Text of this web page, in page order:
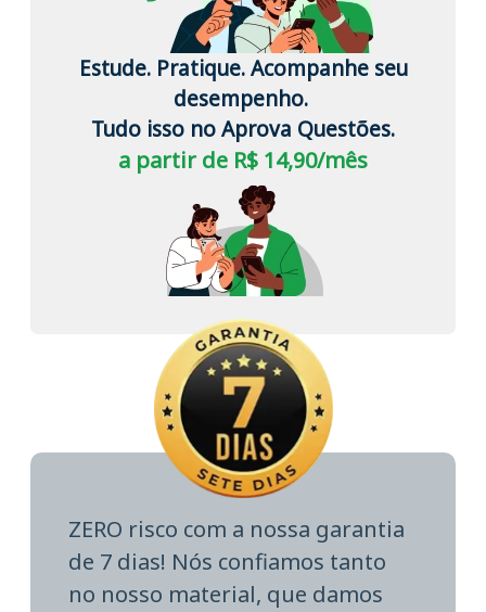
Estude. Pratique. Acompanhe seu
desempenho.
Tudo isso no Aprova Questões.
a partir de R$ 14,90/mês
ZERO risco com a nossa garantia
de 7 dias! Nós confiamos tanto
no nosso material, que damos